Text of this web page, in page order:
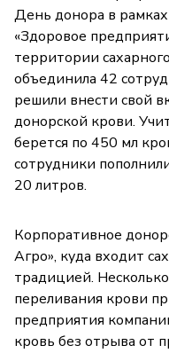
День донора в
«Здоровое
территории
объединила 42
решили внести свой
донорской крови.
берется по 450 мл
сотрудники
20 литров.
Корпоративное
Агро», куда входит
традицией.
переливания крови
предприятия
кровь без отрыва от